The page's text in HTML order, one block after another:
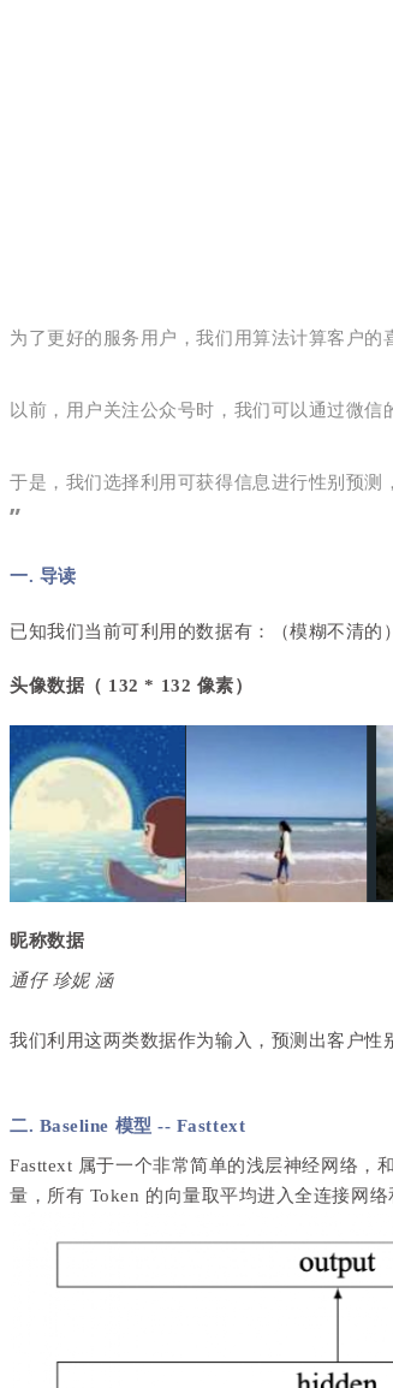
为了更好的服务用户，我们用算法计算客户的
以前，用户关注公众号时，我们可以通过微
于是，我们选择利用可获得信息进行性别预
”
一. 导读
已知我们当前可利用的数据有：（模糊不清的
头像数据（ 132 * 132 像素）
昵称数据
通仔 珍妮 涵
我们利用这两类数据作为输入，预测出客户性
二. Baseline 模型 -- Fasttext
Fasttext 属于一个非常简单的浅层神经网络，
量，所有 Token 的向量取平均进入全连接网